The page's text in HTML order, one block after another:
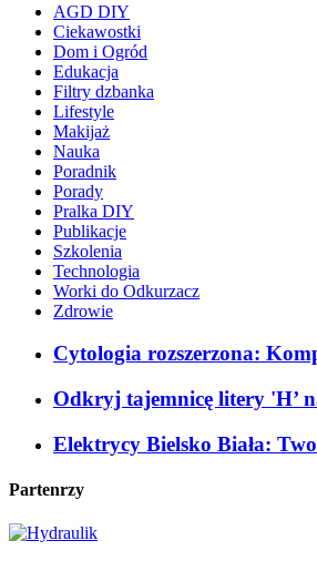
AGD DIY
Ciekawostki
Dom i Ogród
Edukacja
Filtry dzbanka
Lifestyle
Makijaż
Nauka
Poradnik
Porady
Pralka DIY
Publikacje
Szkolenia
Technologia
Worki do Odkurzacz
Zdrowie
Cytologia rozszerzona:
Odkryj tajemnicę litery 'H’
Elektrycy Bielsko Biała:
Partenrzy